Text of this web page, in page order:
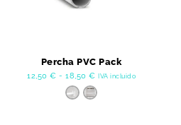
Percha PVC Pack
12,50 € - 18,50 € IVA incluido